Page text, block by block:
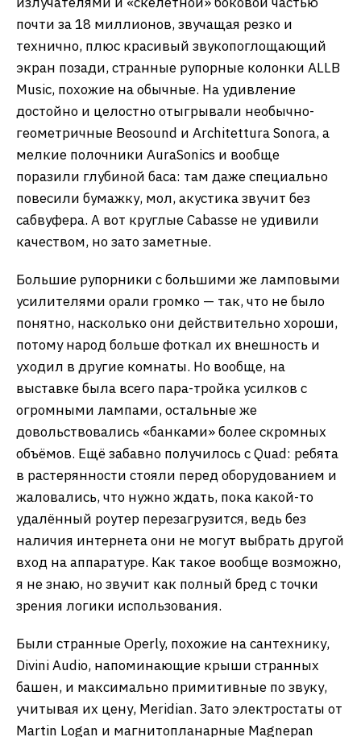
почти за 18 миллионов, звучащая резко и
технично, плюс красивый звукопоглощающий
экран позади, странные рупорные колонки ALLB
Music, похожие на обычные. На удивление
достойно и целостно отыгрывали необычно-
геометричные Beosound и Architettura Sonora, а
мелкие полочники AuraSonics и вообще
поразили глубиной баса: там даже специально
повесили бумажку, мол, акустика звучит без
сабвуфера. А вот круглые Cabasse не удивили
качеством, но зато заметные.
Большие рупорники с большими же ламповыми
усилителями орали громко — так, что не было
понятно, насколько они действительно хороши,
потому народ больше фоткал их внешность и
уходил в другие комнаты. Но вообще, на
выставке была всего пара-тройка усилков с
огромными лампами, остальные же
довольствовались «банками» более скромных
объёмов. Ещё забавно получилось с Quad: ребята
в растерянности стояли перед оборудованием и
жаловались, что нужно ждать, пока какой-то
удалённый роутер перезагрузится, ведь без
наличия интернета они не могут выбрать другой
вход на аппаратуре. Как такое вообще возможно,
я не знаю, но звучит как полный бред с точки
зрения логики использования.
Были странные Operly, похожие на сантехнику,
Divini Audio, напоминающие крыши странных
башен, и максимально примитивные по звуку,
учитывая их цену, Meridian. Зато электростаты от
Martin Logan и магнитопланарные Magnepan